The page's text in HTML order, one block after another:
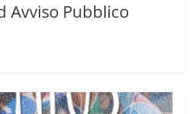
Avviso Pubblico